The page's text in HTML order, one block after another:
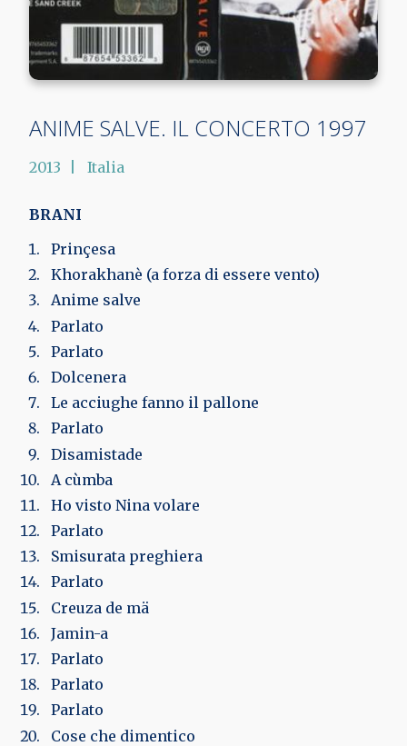
ANIME SALVE. IL CONCERTO 1997
2013 Italia
BRANI
Prinçesa
Khorakhanè (a forza di essere vento)
Anime salve
Parlato
Parlato
Dolcenera
Le acciughe fanno il pallone
Parlato
Disamistade
A cùmba
Ho visto Nina volare
Parlato
Smisurata preghiera
Parlato
Creuza de mä
Jamin-a
Parlato
Parlato
Parlato
Cose che dimentico